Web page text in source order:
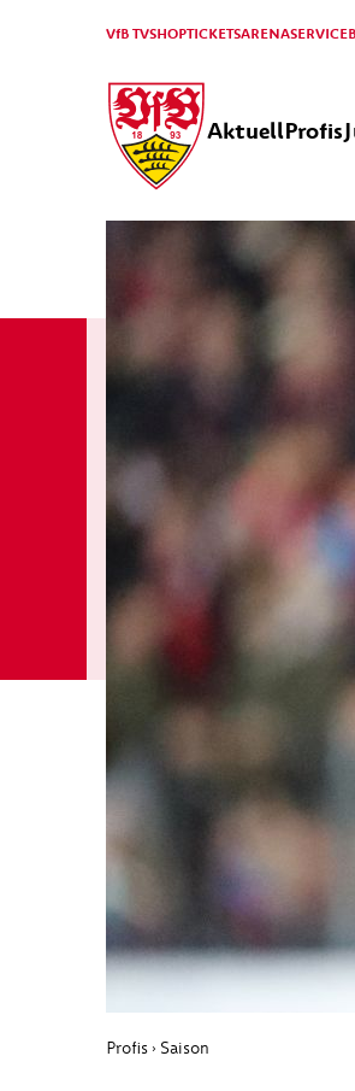
VfB TVSHOPTICKETSARENASERVICE
AktuellProfis
Profis › Saison